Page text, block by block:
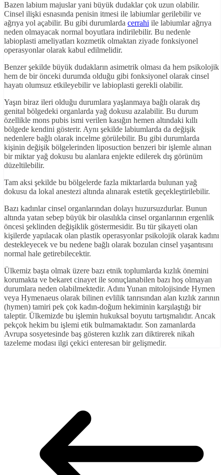
Bazen labium majuslar yani büyük dudaklar çok uzun olabilir.
Cinsel ilişki esnasında penisin itmesi ile labiumlar gerilebilir ve
ağrıya yol açabilir. Bu gibi durumlarda cerrahi ile labiumlar ağrıya
neden olmayacak normal boyutlara indirilebilir. Bu nedenle
labioplasti ameliyatları kozmetik olmaktan ziyade fonksiyonel
operasyonlar olarak kabul edilmelidir.
Benzer şekilde büyük dudakların asimetrik olması da hem psikolojik
hem de bir önceki durumda olduğu gibi fonksiyonel olarak cinsel
hayatı olumsuz etkileyebilir ve labioplasti gerekli olabilir.
Yaşın biraz ileri olduğu durumlara yaşlanmaya bağlı olarak dış
genital bölgedeki organlarda yağ dokusu azalabilir. Bu durum
özellikle mons pubis ismi verilen kasığın hemen altındaki kıllı
bölgede kendini gösterir. Aynı şekilde labiumlarda da değişik
nedenlere bağlı olarak incelme görülebilir. Bu gibi durumlarda
kişinin değişik bölgelerinden liposuction benzeri bir işlemle alınan
bir miktar yağ dokusu bu alanlara enjekte edilerek dış görünüm
düzeltilebilir.
Tam aksi şekilde bu bölgelerde fazla miktarlarda bulunan yağ
dokusu da lokal anestezi altında alınarak estetik geçekleştirilebilir.
Bazı kadınlar cinsel organlarından dolayı huzursuzdurlar. Bunun
altında yatan sebep büyük bir olasılıkla cinsel organlarının ergenlik
öncesi şeklinden değişiklik göstermesidir. Bu tür şikayeti olan
kişilerde yapılacak olan plastik operasyonlar psikolojik olarak kadını
destekleyecek ve bu nedene bağlı olarak bozulan cinsel yaşantısını
normal hale getirebilecektir.
Ülkemiz başta olmak üzere bazı etnik toplumlarda kızlık önemini
korumakta ve bekaret cinayet ile sonuçlanabilen bazı hoş olmayan
durumlara neden olabilmektedir. Adını Yunan mitolojisinde Hymen
veya Hymenaeus olarak bilinen evlilik tanrısından alan kızlık zarının
(hymen) tamiri pek çok kadın-doğum hekiminin karşılaştığı bir
taleptir. Ülkemizde bu işlemin hukuksal boyutu tartışmalıdır. Ancak
pekçok hekim bu işlemi etik bulmamaktadır. Son zamanlarda
Avrupa sosyetesinde baş gösteren kızlık zarı diktirerek nikah
tazeleme modası ilgi çekici enteresan bir gelişmedir.